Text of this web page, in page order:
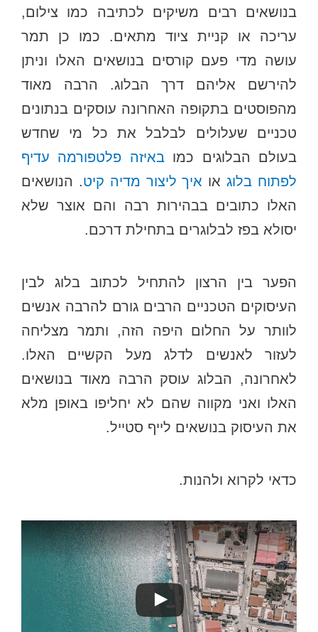
בנושאים רבים משיקים לכתיבה כמו צילום,
עריכה או קניית ציוד מתאים. כמו כן תמר
עושה מדי פעם קורסים בנושאים האלו וניתן
להירשם אליהם דרך הבלוג. הרבה מאוד
מהפוסטים בתקופה האחרונה עוסקים בנתונים
טכניים שעלולים לבלבל את כל מי שחדש
בעולם הבלוגים כמו באיזה פלטפורמה עדיף
לפתוח בלוג או איך ליצור מדיה קיט. הנושאים
האלו כתובים בבהירות רבה והם אוצר שלא
יסולא בפז לבלוגרים בתחילת דרכם.
הפער בין הרצון להתחיל לכתוב בלוג לבין
העיסוקים הטכניים הרבים גורם להרבה אנשים
לוותר על החלום היפה הזה, ותמר מצליחה
לעזור לאנשים לדלג מעל הקשיים האלו.
לאחרונה, הבלוג עוסק הרבה מאוד בנושאים
האלו ואני מקווה שהם לא יחליפו באופן מלא
את העיסוק בנושאים לייף סטייל.
כדאי לקרוא ולהנות.